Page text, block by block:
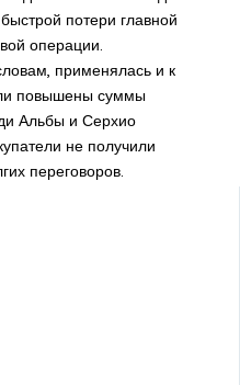
потери главной
операции.
применялась и к
повышены суммы
Альбы и Серхио
не получили
переговоров.